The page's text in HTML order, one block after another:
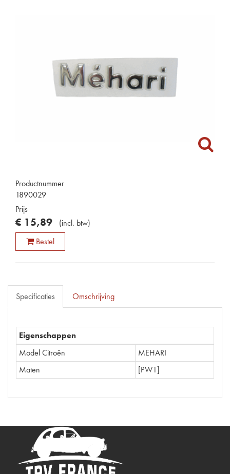
Productnummer
1890029
Prijs
€ 15,89 (incl. btw)
Bestel
Specificaties Omschrijving
Eigenschappen
Model Citroën
MEHARI
Maten
[PW1]